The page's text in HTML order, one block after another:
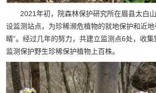
2021年初，院森林保护研究所在眉县太白
设监测站点，为珍稀濒危植物的就地保护和近地
睛”。经过几年的努力，共建立监测点6处，收集
监测保护野生珍稀保护植物上百株。